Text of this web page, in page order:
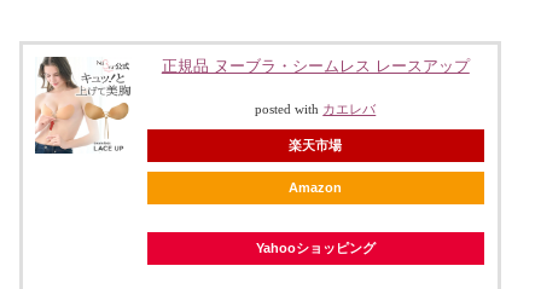
正規品 ヌーブラ・シームレス レースアップ
posted with カエレバ
楽天市場
Amazon
Yahooショッピング